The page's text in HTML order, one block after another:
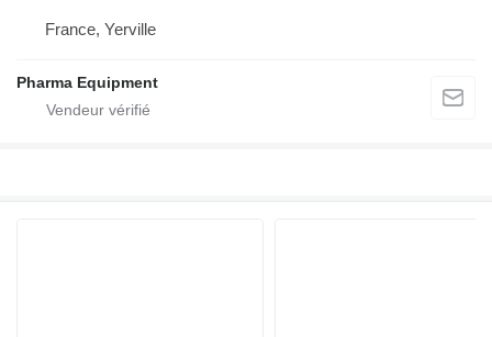
France, Yerville
Pharma Equipment